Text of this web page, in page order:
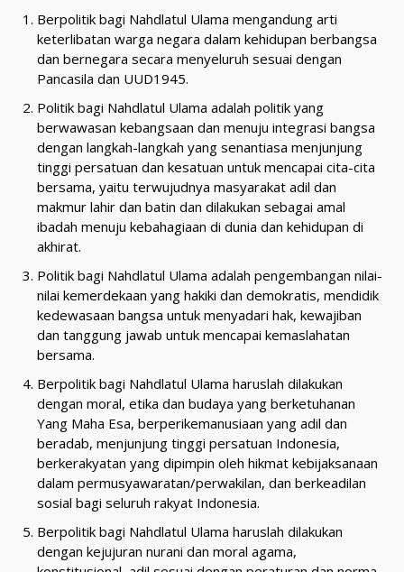
Berpolitik bagi Nahdlatul Ulama mengandung arti
keterlibatan warga negara dalam kehidupan berbangsa
dan bernegara secara menyeluruh sesuai dengan
Pancasila dan UUD1945.
Politik bagi Nahdlatul Ulama adalah politik yang
berwawasan kebangsaan dan menuju integrasi bangsa
dengan langkah-langkah yang senantiasa menjunjung
tinggi persatuan dan kesatuan untuk mencapai cita-cita
bersama, yaitu terwujudnya masyarakat adil dan
makmur lahir dan batin dan dilakukan sebagai amal
ibadah menuju kebahagiaan di dunia dan kehidupan di
akhirat.
Politik bagi Nahdlatul Ulama adalah pengembangan nilai-
nilai kemerdekaan yang hakiki dan demokratis, mendidik
kedewasaan bangsa untuk menyadari hak, kewajiban
dan tanggung jawab untuk mencapai kemaslahatan
bersama.
Berpolitik bagi Nahdlatul Ulama haruslah dilakukan
dengan moral, etika dan budaya yang berketuhanan
Yang Maha Esa, berperikemanusiaan yang adil dan
beradab, menjunjung tinggi persatuan Indonesia,
berkerakyatan yang dipimpin oleh hikmat kebijaksanaan
dalam permusyawaratan/perwakilan, dan berkeadilan
sosial bagi seluruh rakyat Indonesia.
Berpolitik bagi Nahdlatul Ulama haruslah dilakukan
dengan kejujuran nurani dan moral agama,